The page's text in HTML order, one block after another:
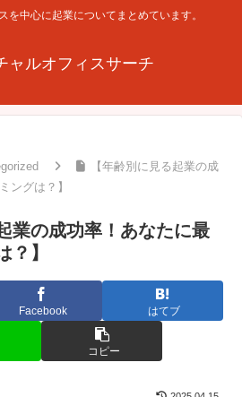
を中心に起業についてまとめています。
ャルオフィスサーチ
【年齢別に見る起業の成
ングは？】
業の成功率！あなたに最
？】
Facebook はてブ
コピー